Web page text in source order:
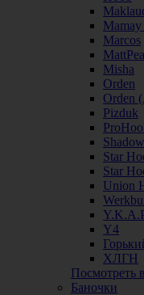
Mamay
Marcos
Misha
Orden
Orden
Pizduk
Star
Star
Union
Y4
ХЛГН
Посмотреть
Баночки